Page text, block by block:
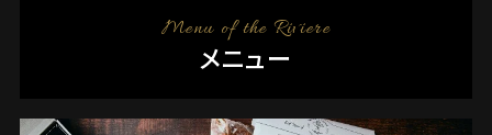
Menu of the Riviere
メニュー